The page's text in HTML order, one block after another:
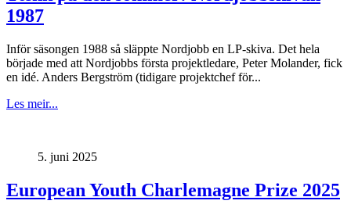
1987
Inför säsongen 1988 så släppte Nordjobb en LP-skiva. Det hela
började med att Nordjobbs första projektledare, Peter Molander, fick
en idé. Anders Bergström (tidigare projektchef för...
Les meir...
5. juni 2025
European Youth Charlemagne Prize 2025